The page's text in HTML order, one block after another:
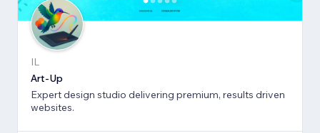
IL
Art-Up
Expert design studio delivering premium, results driven
websites.